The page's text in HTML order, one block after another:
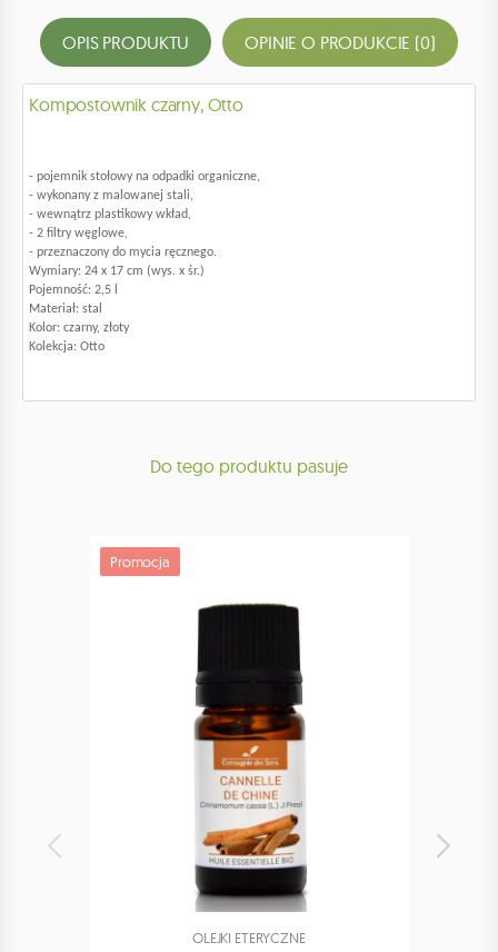
OPIS PRODUKTU OPINIE O PRODUKCIE (0)
Kompostownik czarny, Otto
- pojemnik stołowy na odpadki organiczne,
- wykonany z malowanej stali,
- wewnątrz plastikowy wkład,
- 2 filtry węglowe,
- przeznaczony do mycia ręcznego.
Wymiary: 24 x 17 cm (wys. x śr.)
Pojemność: 2,5 l
Materiał: stal
Kolor: czarny, złoty
Kolekcja: Otto
Do tego produktu pasuje
Promocja
OLEJKI ETERYCZNE